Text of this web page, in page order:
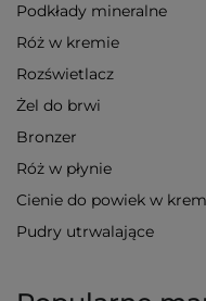
Podkłady mineralne
Róż w kremie
Rozświetlacz
Żel do brwi
Bronzer
Róż w płynie
Cienie do powiek w
Pudry utrwalające